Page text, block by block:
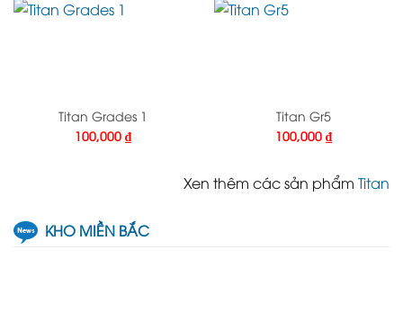
Titan Grades 1
100,000 ₫
Titan Gr5
100,000 ₫
Xen thêm các sản phẩm Titan
KHO MIỀN BẮC